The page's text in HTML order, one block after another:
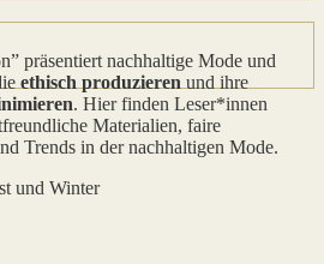
präsentiert nachhaltige Mode und
ethisch produzieren und ihre
. Hier finden Leser*innen
Materialien, faire
Trends in der nachhaltigen Mode.